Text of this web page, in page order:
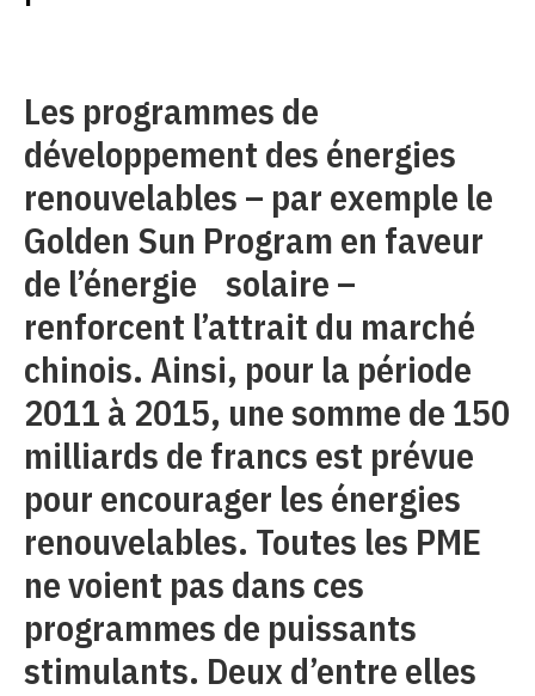
Les programmes de
développement des énergies
renouvelables – par exemple le
Golden Sun Program en faveur
de l’énergie solaire –
renforcent l’attrait du marché
chinois. Ainsi, pour la période
2011 à 2015, une somme de 150
milliards de francs est prévue
pour encourager les énergies
renouvelables. Toutes les PME
ne voient pas dans ces
programmes de puissants
stimulants. Deux d’entre elles